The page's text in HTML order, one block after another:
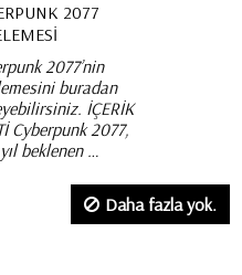
2077
2077’nin
buradan
İÇERİK
Cyberpunk 2077,
beklenen …
Daha fazla yok.